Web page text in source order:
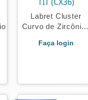
Labret Cluster
Curvo de Zircônias
Faça login